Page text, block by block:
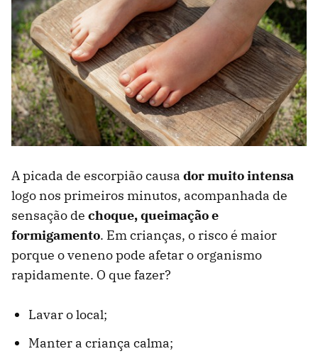
A picada de escorpião causa dor muito intensa
logo nos primeiros minutos, acompanhada de
sensação de choque, queimação e
formigamento. Em crianças, o risco é maior
porque o veneno pode afetar o organismo
rapidamente. O que fazer?
Lavar o local;
Manter a criança calma;